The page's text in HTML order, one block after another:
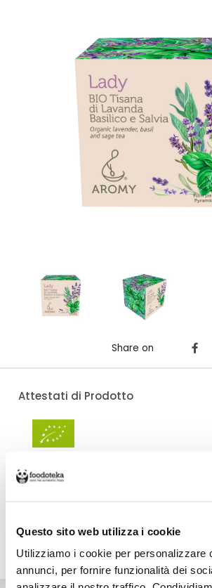
Questo sito web utilizza i cookie
Utilizziamo i cookie per personalizzare
annunci, per fornire funzionalità dei
Share on
Attestati di Prodotto
Costo di spedizione
DETTAGLI VALORI NUTRIZIONALI